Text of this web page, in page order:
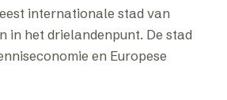
internationale stad van
in het drielandenpunt. De stad
en Europese